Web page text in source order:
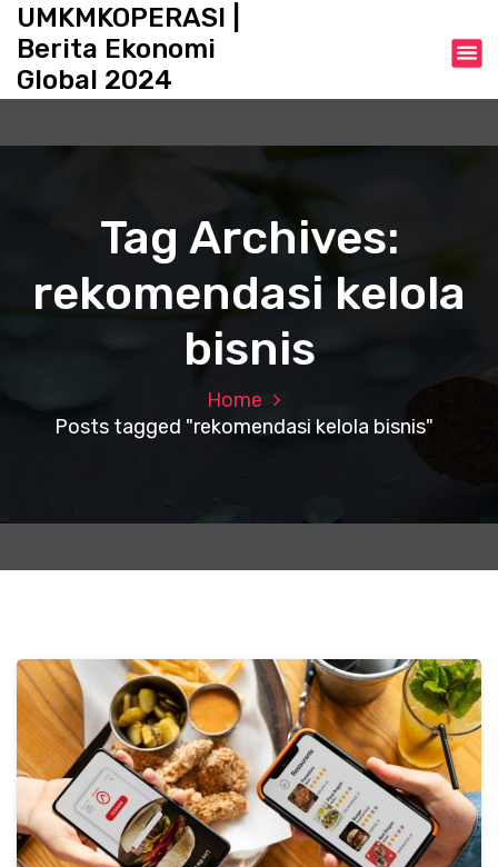
UMKMKOPERASI |
Berita Ekonomi
Global 2024
Tag Archives:
rekomendasi kelola
bisnis
Home
Posts tagged "rekomendasi kelola bisnis"